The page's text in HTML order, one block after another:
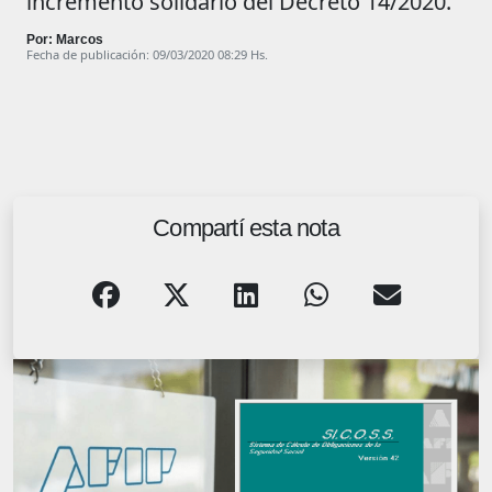
Por: Marcos
Fecha de publicación: 09/03/2020 08:29 Hs.
Compartí esta nota